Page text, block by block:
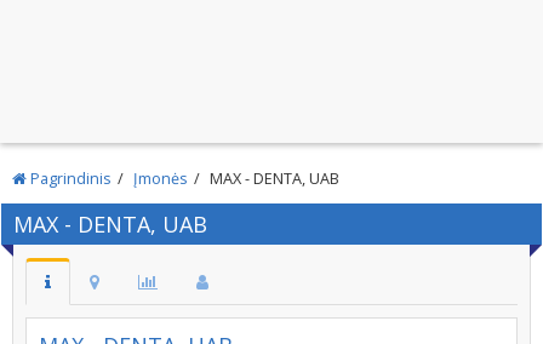
Pagrindinis Įmonės MAX - DENTA, UAB
MAX - DENTA, UAB